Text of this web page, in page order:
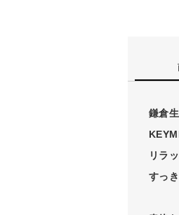
鎌倉
リラ
すっ